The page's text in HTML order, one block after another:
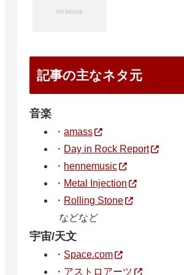
記事の主なネタ元
音楽
・ amass
・ Day in Rock Report
・ hennemusic
・ Metal Injection
・ Rolling Stone
などなど
宇宙/天文
・ Space.com
・ アストロアーツ